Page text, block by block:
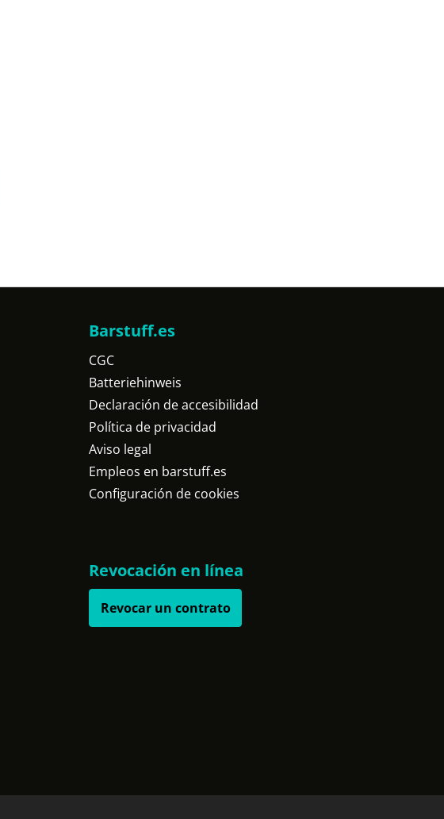
Barstuff.es
CGC
Batteriehinweis
Declaración de accesibilidad
Política de privacidad
Aviso legal
Empleos en barstuff.es
Configuración de cookies
Revocación en línea
Revocar un contrato